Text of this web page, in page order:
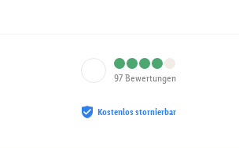
97 Bewertungen
Kostenlos stornierbar